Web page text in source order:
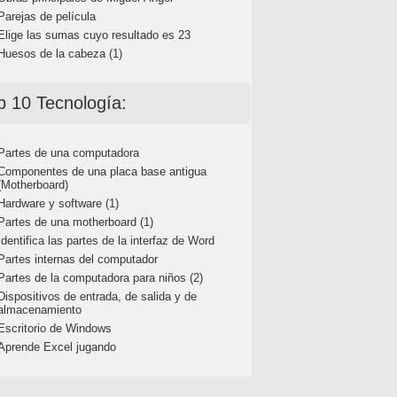
de película
las sumas cuyo resultado es 23
de la cabeza (1)
10 Tecnología:
de una computadora
de una placa base antigua
y software (1)
de una motherboard (1)
las partes de la interfaz de Word
internas del computador
de la computadora para niños (2)
de entrada, de salida y de
de Windows
Excel jugando